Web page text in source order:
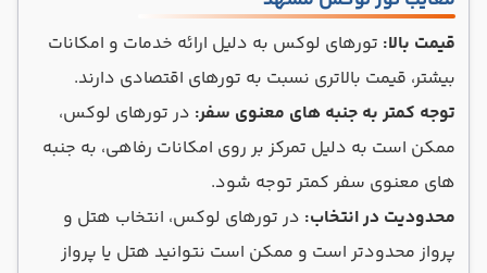
قیمت بالا: تورهای لوکس به دلیل ارائه خدمات و امکانات
بیشتر، قیمت بالاتری نسبت به تورهای اقتصادی دارند.
توجه کمتر به جنبه های معنوی سفر: در تورهای لوکس،
ممکن است به دلیل تمرکز بر روی امکانات رفاهی، به جنبه
های معنوی سفر کمتر توجه شود.
محدودیت در انتخاب: در تورهای لوکس، انتخاب هتل و
پرواز محدودتر است و ممکن است نتوانید هتل یا پرواز